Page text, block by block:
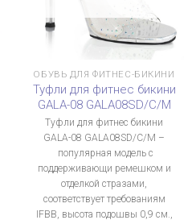
ОБУВЬ ДЛЯ ФИТНЕС-БИКИНИ
Туфли для фитнес бикини
GALA-08 GALA08SD/C/M
Туфли для фитнес бикини
GALA-08 GALA08SD/C/M –
популярная модель с
поддерживающи ремешком и
отделкой стразами,
соответствует требованиям
IFBB, высота подошвы 0,9 см.,